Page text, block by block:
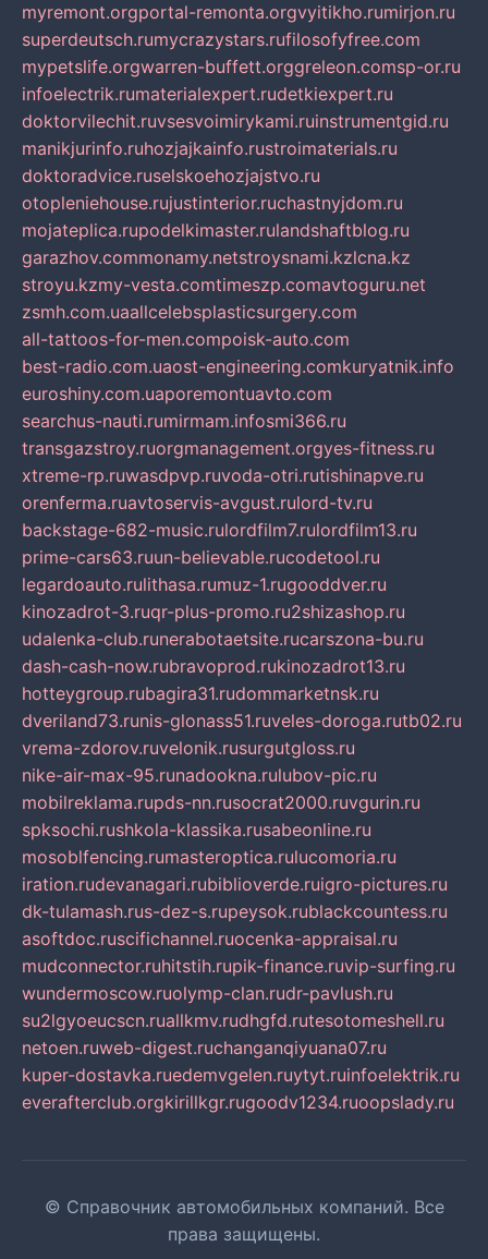
myremont.orgportal-remonta.orgvyitikho.rumirjon.ru
superdeutsch.rumycrazystars.rufilosofyfree.com
mypetslife.orgwarren-buffett.orggreleon.comsp-or.ru
infoelectrik.rumaterialexpert.rudetkiexpert.ru
doktorvilechit.ruvsesvoimirykami.ruinstrumentgid.ru
manikjurinfo.ruhozjajkainfo.rustroimaterials.ru
doktoradvice.ruselskoehozjajstvo.ru
otopleniehouse.rujustinterior.ruchastnyjdom.ru
mojateplica.rupodelkimaster.rulandshaftblog.ru
garazhov.commonamy.netstroysnami.kzlcna.kz
stroyu.kzmy-vesta.comtimeszp.comavtoguru.net
zsmh.com.uaallcelebsplasticsurgery.com
all-tattoos-for-men.compoisk-auto.com
best-radio.com.uaost-engineering.comkuryatnik.info
euroshiny.com.uaporemontuavto.com
searchus-nauti.rumirmam.infosmi366.ru
transgazstroy.ruorgmanagement.orgyes-fitness.ru
xtreme-rp.ruwasdpvp.ruvoda-otri.rutishinapve.ru
orenferma.ruavtoservis-avgust.rulord-tv.ru
backstage-682-music.rulordfilm7.rulordfilm13.ru
prime-cars63.ruun-believable.rucodetool.ru
legardoauto.rulithasa.rumuz-1.rugooddver.ru
kinozadrot-3.ruqr-plus-promo.ru2shizashop.ru
udalenka-club.runerabotaetsite.rucarszona-bu.ru
dash-cash-now.rubravoprod.rukinozadrot13.ru
hotteygroup.rubagira31.rudommarketnsk.ru
dveriland73.runis-glonass51.ruveles-doroga.rutb02.ru
vrema-zdorov.ruvelonik.rusurgutgloss.ru
nike-air-max-95.runadookna.rulubov-pic.ru
mobilreklama.rupds-nn.rusocrat2000.ruvgurin.ru
spksochi.rushkola-klassika.rusabeonline.ru
mosoblfencing.rumasteroptica.rulucomoria.ru
iration.rudevanagari.rubiblioverde.ruigro-pictures.ru
dk-tulamash.rus-dez-s.rupeysok.rublackcountess.ru
asoftdoc.ruscifichannel.ruocenka-appraisal.ru
mudconnector.ruhitstih.rupik-finance.ruvip-surfing.ru
wundermoscow.ruolymp-clan.rudr-pavlush.ru
su2lgyoeucscn.ruallkmv.rudhgfd.rutesotomeshell.ru
netoen.ruweb-digest.ruchanganqiyuana07.ru
kuper-dostavka.ruedemvgelen.ruytyt.ruinfoelektrik.ru
everafterclub.orgkirillkgr.rugoodv1234.ruoopslady.ru
© Справочник автомобильных компаний. Все
права защищены.